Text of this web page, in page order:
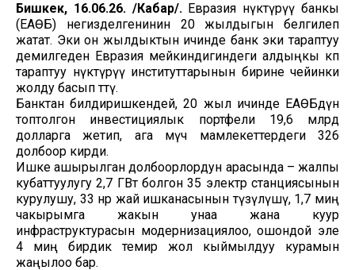
Бишкек, 16.06.26. /Кабар/.Евразия өнүктүрүү банкы
(ЕАӨБ) негизделгенинин 20 жылдыгын белгилеп
жатат. Эки он жылдыктын ичинде банк эки тараптуу
демилгеден Евразия мейкиндигиндеги алдыңкы көп
тараптуу өнүктүрүү институттарынын бирине чейинки
жолду басып өттү.
Банктан билдиришкендей, 20 жыл ичинде ЕАӨБдүн
топтолгон инвестициялык портфели 19,6 млрд
долларга жетип, ага мүчө мамлекеттердеги 326
долбоор кирди.
Ишке ашырылган долбоорлордун арасында – жалпы
кубаттуулугу 2,7 ГВт болгон 35 электр станциясынын
курулушу, 33 өнөр жай ишканасынын түзүлүшү, 1,7 миң
чакырымга жакын унаа жана куур
инфраструктурасын модернизациялоо, ошондой эле
4 миң бирдик темир жол кыймылдуу курамын
жаңылоо бар.